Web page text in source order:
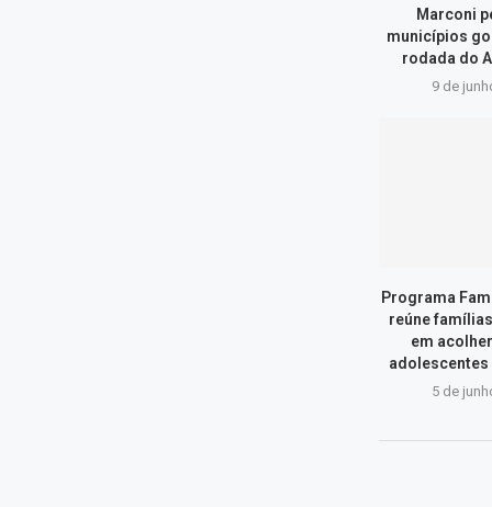
Marconi
municípios
rodada do
9 de
Programa
reúne
em
adolescentes
5 de